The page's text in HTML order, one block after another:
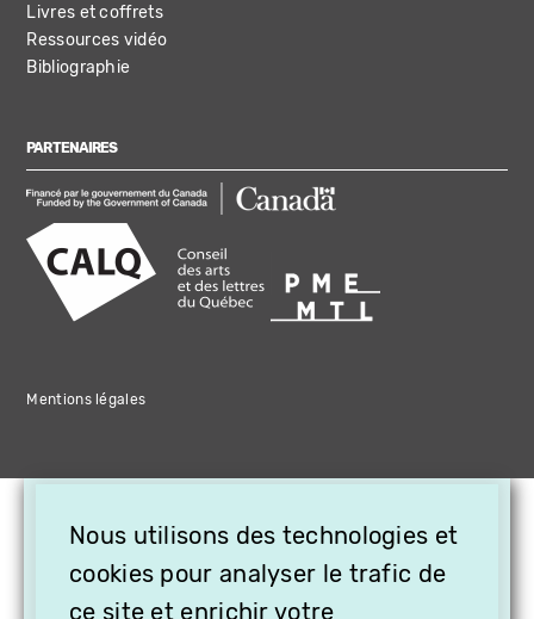
Livres et coffrets
Ressources vidéo
Bibliographie
PARTENAIRES
Mentions légales
Nous utilisons des technologies et
cookies pour analyser le trafic de
ce site et enrichir votre
OFFREZ LA VIDÉO EN
CADEAU, ABONNEZ VOS